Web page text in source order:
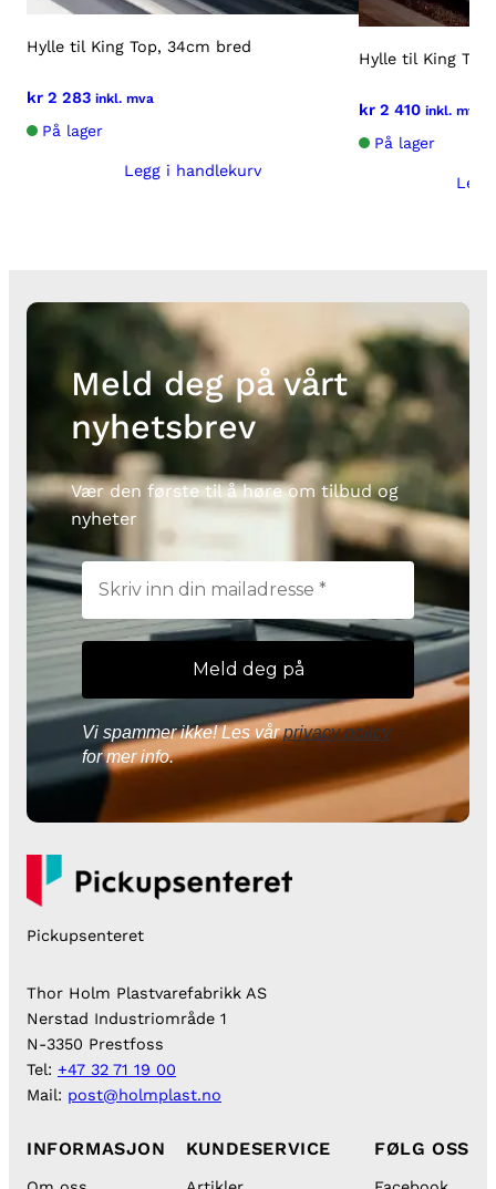
Hylle til King Top, 34cm bred
kr 2 283 inkl. mva
På lager
Legg i handlekurv
Hylle til King
kr 2 410 inkl. mva
På lager
Meld deg på vårt
nyhetsbrev
Vær den første til å høre om tilbud og
nyheter
Vi spammer ikke! Les vårprivacy policy
for mer info.
Pickupsenteret
Thor Holm Plastvarefabrikk AS
Nerstad Industriområde 1
N-3350 Prestfoss
Tel: +47 32 71 19 00
Mail: post@holmplast.no
INFORMASJON KUNDESERVICE FØLG OSS